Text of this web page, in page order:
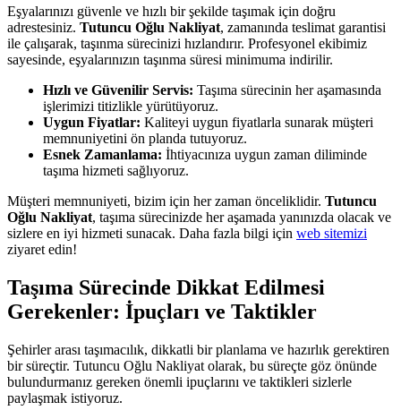
Eşyalarınızı güvenle ve hızlı bir şekilde taşımak için doğru
adrestesiniz. Tutuncu Oğlu Nakliyat, zamanında teslimat garantisi
ile çalışarak, taşınma sürecinizi hızlandırır. Profesyonel ekibimiz
sayesinde, eşyalarınızın taşınma süresi minimuma indirilir.
Hızlı ve Güvenilir Servis: Taşıma sürecinin her aşamasında
işlerimizi titizlikle yürütüyoruz.
Uygun Fiyatlar: Kaliteyi uygun fiyatlarla sunarak müşteri
memnuniyetini ön planda tutuyoruz.
Esnek Zamanlama: İhtiyacınıza uygun zaman diliminde
taşıma hizmeti sağlıyoruz.
Müşteri memnuniyeti, bizim için her zaman önceliklidir. Tutuncu
Oğlu Nakliyat, taşıma sürecinizde her aşamada yanınızda olacak ve
sizlere en iyi hizmeti sunacak. Daha fazla bilgi için web sitemizi
ziyaret edin!
Taşıma Sürecinde Dikkat Edilmesi
Gerekenler: İpuçları ve Taktikler
Şehirler arası taşımacılık, dikkatli bir planlama ve hazırlık gerektiren
bir süreçtir. Tutuncu Oğlu Nakliyat olarak, bu süreçte göz önünde
bulundurmanız gereken önemli ipuçlarını ve taktikleri sizlerle
paylaşmak istiyoruz.